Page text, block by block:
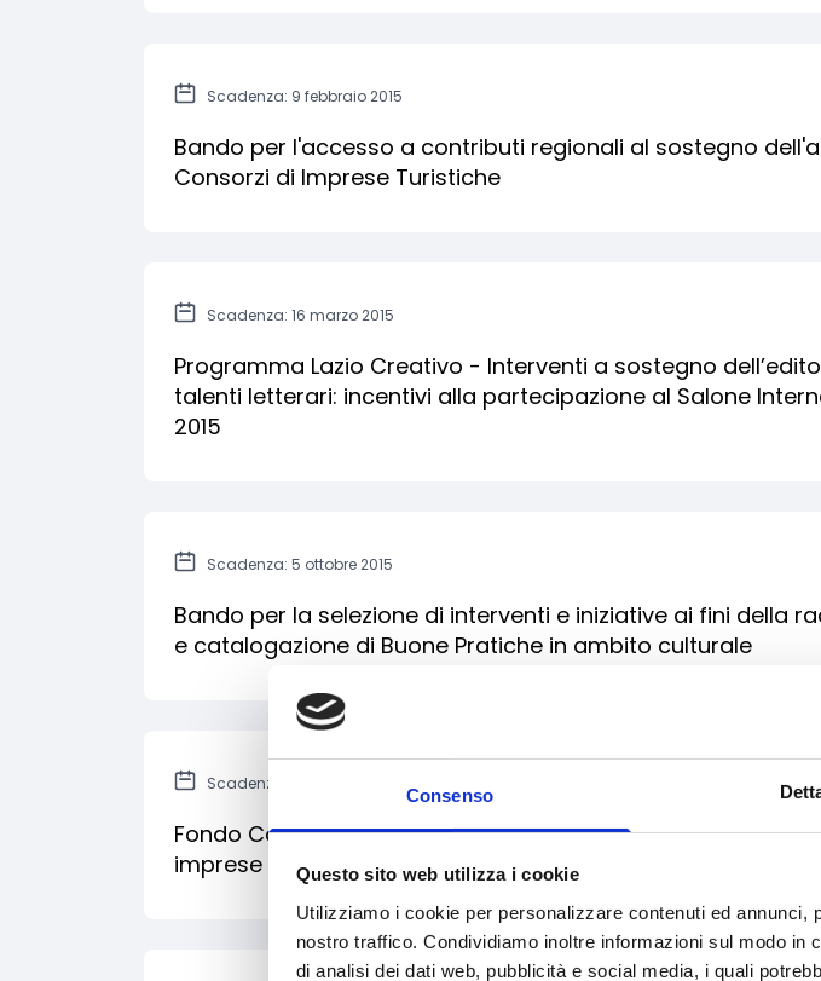
Consenso
Questo sito web utilizza i cookie
Utilizziamo i cookie per personalizzare contenuti ed
nostro traffico. Condividiamo inoltre informazioni sul modo
di analisi dei dati web, pubblicità e social media, i quali
Scadenza: 9 febbraio 2015
Bando per l'accesso a contributi regionali al sostegno
Consorzi di Imprese Turistiche
Scadenza: 16 marzo 2015
Programma Lazio Creativo - Interventi a sostegno
talenti letterari: incentivi alla partecipazione al Salone
2015
Scadenza: 5 ottobre 2015
Bando per la selezione di interventi e iniziative ai fini della
e catalogazione di Buone Pratiche in ambito culturale
Scadenza: 30 settembre 2015
Fondo Capitale di rischio: investimenti preferenziali a
imprese innovative